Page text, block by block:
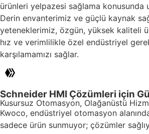
ürünleri yelpazesi sağlama konusunda
Derin envanterimiz ve güçlü kaynak
yeteneklerimiz, özgün, yüksek kaliteli
hız ve verimlilikle özel endüstriyel
karşılamamızı sağlar.
Schneider HMI Çözümleri için
Kusursuz Otomasyon, Olağanüstü
Kwoco, endüstriyel otomasyon
sadece ürün sunmuyor; çözümler